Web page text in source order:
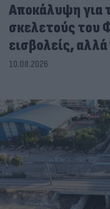
Αποκάλυψη για
σκελετούς του
εισβολείς, αλλά
10.08.2026